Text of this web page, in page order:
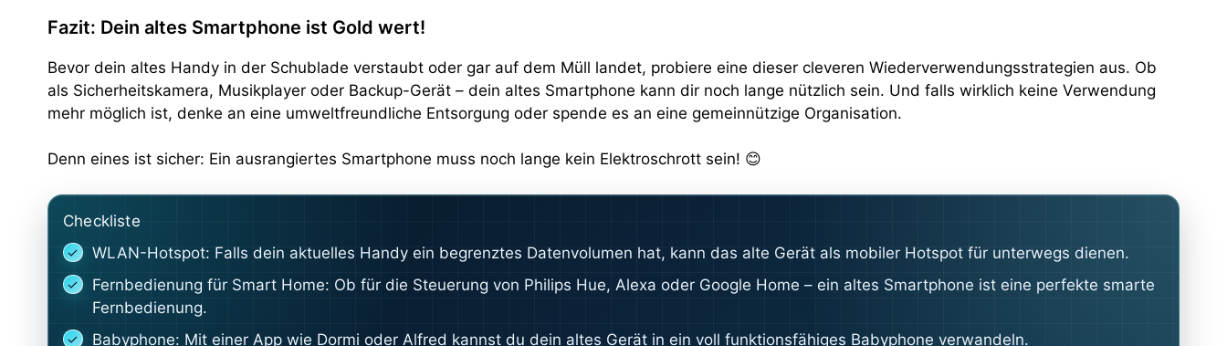
Fazit: Dein altes Smartphone ist Gold wert!
Bevor dein altes Handy in der Schublade verstaubt oder gar auf dem Müll landet, probiere eine dieser cleveren Wiederverwendungsstrategien aus. Ob
als Sicherheitskamera, Musikplayer oder Backup-Gerät – dein altes Smartphone kann dir noch lange nützlich sein. Und falls wirklich keine Verwendung
mehr möglich ist, denke an eine umweltfreundliche Entsorgung oder spende es an eine gemeinnützige Organisation.
Denn eines ist sicher: Ein ausrangiertes Smartphone muss noch lange kein Elektroschrott sein! 😊
Checkliste
WLAN-Hotspot: Falls dein aktuelles Handy ein begrenztes Datenvolumen hat, kann das alte Gerät als mobiler Hotspot für unterwegs dienen.
Fernbedienung für Smart Home: Ob für die Steuerung von Philips Hue, Alexa oder Google Home – ein altes Smartphone ist eine perfekte smarte
Fernbedienung.
Babyphone: Mit einer App wie Dormi oder Alfred kannst du dein altes Gerät in ein voll funktionsfähiges Babyphone verwandeln.